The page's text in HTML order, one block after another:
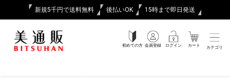
新規5千円で送料無料 後払いOK 15時まで即日発送
初めての方 会員登録 ログイン カート カテゴリ